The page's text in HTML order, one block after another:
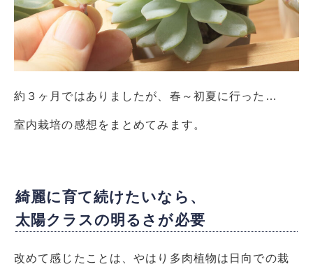
約３ヶ月ではありましたが、春～初夏に行った…
室内栽培の感想をまとめてみます。
綺麗に育て続けたいなら、
太陽クラスの明るさが必要
改めて感じたことは、やはり多肉植物は日向での栽